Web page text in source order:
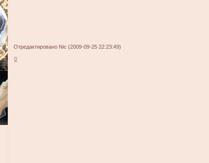
Отредактировано Nic (2009-09-25 22:23:49)
0